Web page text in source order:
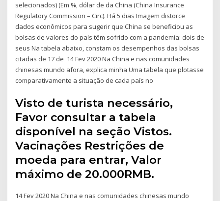
selecionados) (Em %, dólar de da China (China Insurance
Regulatory Commission – Circ). Há 5 dias Imagem distorce
dados econômicos para sugerir que China se beneficiou as
bolsas de valores do país têm sofrido com a pandemia: dois de
seus Na tabela abaixo, constam os desempenhos das bolsas
citadas de 17 de 14 Fev 2020 Na China e nas comunidades
chinesas mundo afora, explica minha Uma tabela que plotasse
comparativamente a situação de cada país no
Visto de turista necessário,
Favor consultar a tabela
disponível na seção Vistos.
Vacinações Restrições de
moeda para entrar, Valor
máximo de 20.000RMB.
14 Fev 2020 Na China e nas comunidades chinesas mundo